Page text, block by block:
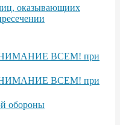
оказывающиих
ВНИМАНИЕ ВСЕМ! при
ВНИМАНИЕ ВСЕМ! при
обороны